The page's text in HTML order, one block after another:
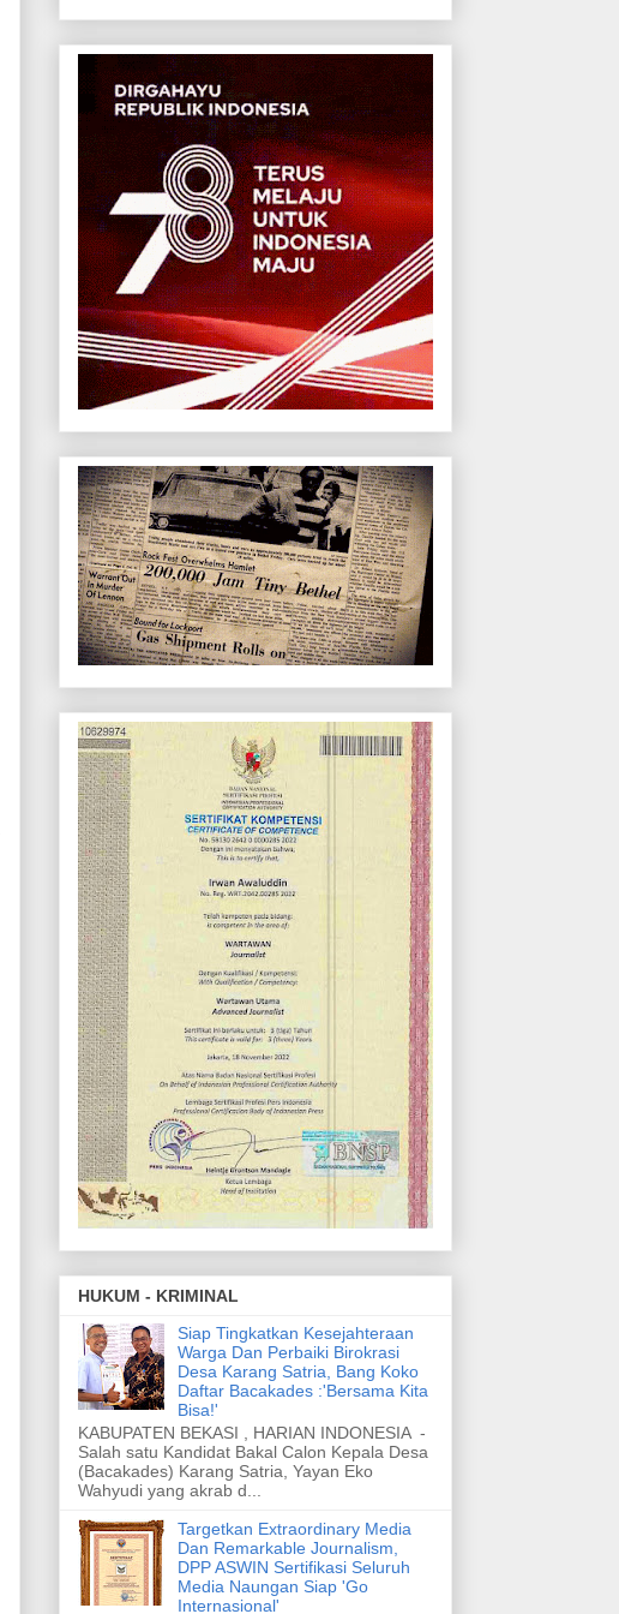
HUKUM - KRIMINAL
Siap Tingkatkan Kesejahteraan
Warga Dan Perbaiki Birokrasi
Desa Karang Satria, Bang Koko
Daftar Bacakades :'Bersama Kita
Bisa!'
KABUPATEN BEKASI , HARIAN INDONESIA -
Salah satu Kandidat Bakal Calon Kepala Desa
(Bacakades) Karang Satria, Yayan Eko
Wahyudi yang akrab d...
Targetkan Extraordinary Media
Dan Remarkable Journalism,
DPP ASWIN Sertifikasi Seluruh
Media Naungan Siap 'Go
Internasional'